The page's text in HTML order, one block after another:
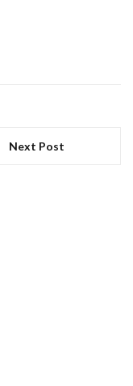
Next Post